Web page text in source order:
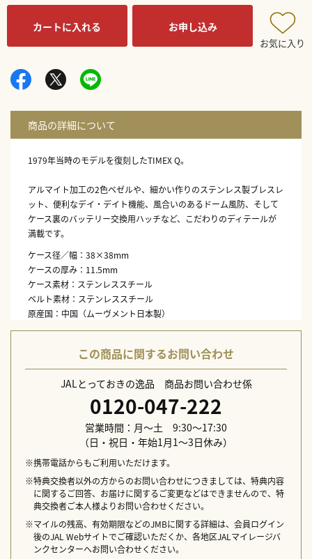
カートに入れる お申し込み
お気に入り
1979年当時のモデルを復刻したTIMEX Q。
アルマイト加工の2色ベゼルや、細かい作りのステンレス製ブレスレ
ット、便利なデイ・デイト機能、風合いのあるドーム風防、そして
ケース裏のバッテリー交換用ハッチなど、こだわりのディテールが
満載です。
ケース径／幅：38×38mm
ケースの厚み：11.5mm
ケース素材：ステンレススチール
ベルト素材：ステンレススチール
原産国：中国（ムーヴメント日本製）
配送日指定不可
この商品に関するお問い合わせ
JALとっておきの逸品 商品お問い合わせ係
0120-047-222
営業時間：月～土 9:30～17:30
（日・祝日・年始1月1～3日休み）
※携帯電話からもご利用いただけます。
※特典交換者以外の方からのお問い合わせにつきましては、特典内容
に関するご回答、お届けに関するご変更などはできませんので、特
典交換者ご本人様よりお問い合わせください。
※マイルの残高、有効期限などのJMBに関する詳細は、会員ログイン
後のJAL Webサイトでご確認いただくか、各地区JALマイレージバ
ンクセンターへお問い合わせください。